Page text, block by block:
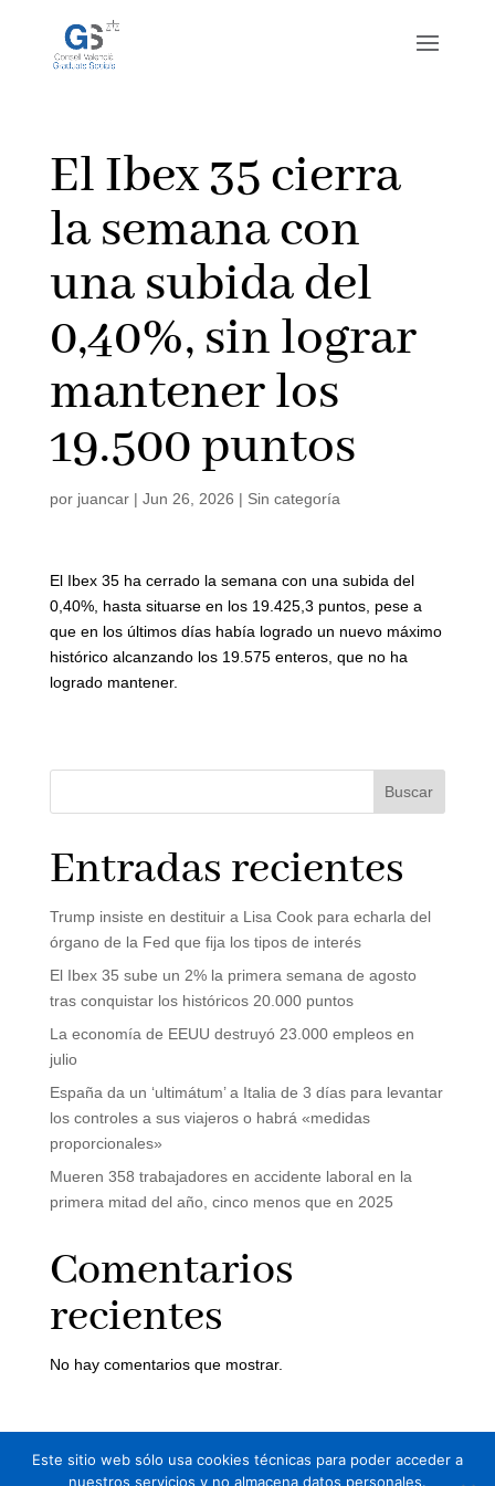
El Ibex 35 cierra
la semana con
una subida del
0,40%, sin lograr
mantener los
19.500 puntos
por juancar| Jun 26, 2026 | Sin categoría
El Ibex 35 ha cerrado la semana con una subida del
0,40%, hasta situarse en los 19.425,3 puntos, pese a
que en los últimos días había logrado un nuevo máximo
histórico alcanzando los 19.575 enteros, que no ha
logrado mantener.
Buscar
Entradas recientes
Trump insiste en destituir a Lisa Cook para echarla del
órgano de la Fed que fija los tipos de interés
El Ibex 35 sube un 2% la primera semana de agosto
tras conquistar los históricos 20.000 puntos
La economía de EEUU destruyó 23.000 empleos en
julio
España da un ‘ultimátum’ a Italia de 3 días para levantar
los controles a sus viajeros o habrá «medidas
proporcionales»
Mueren 358 trabajadores en accidente laboral en la
primera mitad del año, cinco menos que en 2025
Comentarios
recientes
No hay comentarios que mostrar.
Aviso legal Política de Privacidad
Este sitio web sólo usa cookies técnicas para poder acceder a
nuestros servicios y no almacena datos personales.